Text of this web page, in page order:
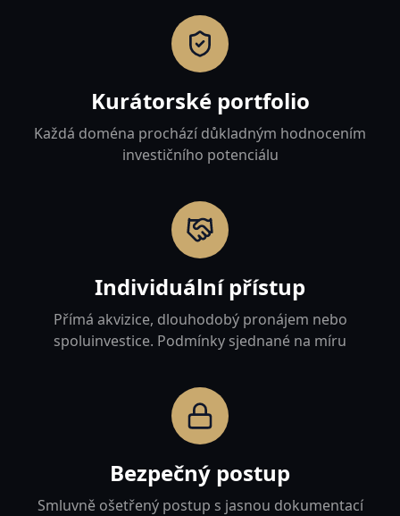
Kurátorské portfolio
Každá doména prochází důkladným hodnocením
investičního potenciálu
Individuální přístup
Přímá akvizice, dlouhodobý pronájem nebo
spoluinvestice. Podmínky sjednané na míru
Bezpečný postup
Smluvně ošetřený postup s jasnou dokumentací